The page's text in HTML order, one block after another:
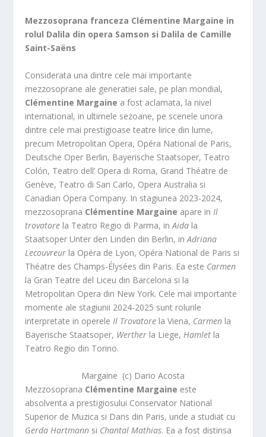
Mezzosoprana franceza Clémentine Margaine in
rolul Dalila din opera Samson si Dalila de Camille
Saint-Saëns
Considerata una dintre cele mai importante
mezzosoprane ale generatiei sale, pe plan mondial,
Clémentine Margaine a fost aclamata, la nivel
international, in ultimele sezoane, pe scenele unora
dintre cele mai prestigioase teatre lirice din lume,
precum Metropolitan Opera, Opéra National de Paris,
Deutsche Oper Berlin, Bayerische Staatsoper, Teatro
Colón, Teatro dell’ Opera di Roma, Grand Théatre de
Genève, Teatro di San Carlo, Opera Australia si
Canadian Opera Company. In stagiunea 2023-2024,
mezzosoprana Clémentine Margaine apare inIl
trovatore la Teatro Regio di Parma, inAida la
Staatsoper Unter den Linden din Berlin, in Adriana
Lecouvreur la Opéra de Lyon, Opéra National de Paris si
Théatre des Champs-Élysées din Paris. Ea este Carmen
la Gran Teatre del Liceu din Barcelona si la
Metropolitan Opera din New York. Cele mai importante
momente ale stagiunii 2024-2025 sunt rolurile
interpretate in opereleIl Trovatore la Viena, Carmen la
Bayerische Staatsoper, Werther la Liege,Hamlet la
Teatro Regio din Torino.
Margaine (c) Dario Acosta
Mezzosoprana Clémentine Margaine este
absolventa a prestigiosului Conservator National
Superior de Muzica si Dans din Paris, unde a studiat cu
Gerda Hartmann si Chantal Mathias. Ea a fost distinsa